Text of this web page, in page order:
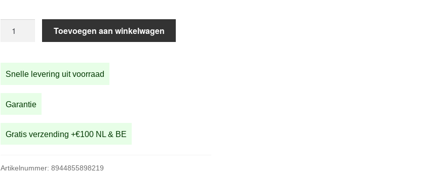
zadelhouder
STRIDA
Toevoegen aan winkelwagen
Snelle levering uit voorraad
Garantie
Gratis verzending +€100 NL & BE
Artikelnummer:8944855898219